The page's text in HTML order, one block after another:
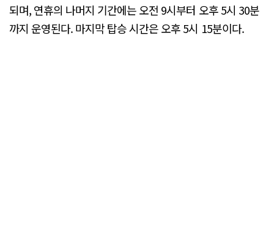
되며, 연휴의 나머지 기간에는 오전 9시부터 오후 5시 30분
까지 운영된다. 마지막 탑승 시간은 오후 5시 15분이다.